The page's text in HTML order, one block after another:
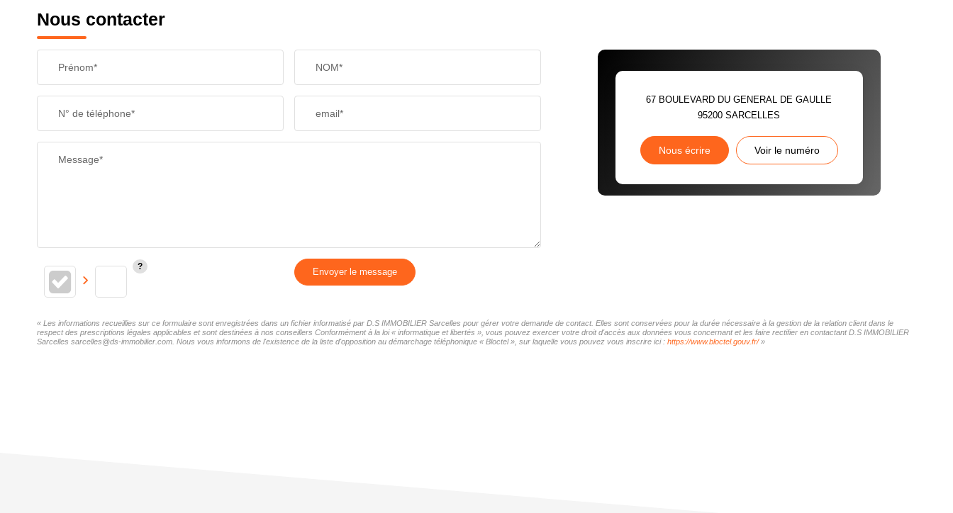
Nous contacter
Prénom* NOM*
N° de téléphone* email*
Message*
Envoyer le message
67 BOULEVARD DU GENERAL DE GAULLE
95200SARCELLES
Nous écrire Voir le numéro
« Les informations recueillies sur ce formulaire sont enregistrées dans un fichier informatisé par D.S IMMOBILIER Sarcelles pour gérer votre demande de contact. Elles sont conservées pour la durée nécessaire à la gestion de la relation client dans le
respect des prescriptions légales applicables et sont destinées à nos conseillers Conformément à la loi « informatique et libertés », vous pouvez exercer votre droit d'accès aux données vous concernant et les faire rectifier en contactant D.S IMMOBILIER
Sarcelles sarcelles@ds-immobilier.com. Nous vous informons de l'existence de la liste d'opposition au démarchage téléphonique « Bloctel », sur laquelle vous pouvez vous inscrire ici : https://www.bloctel.gouv.fr/»